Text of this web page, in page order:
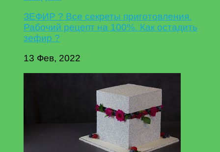
ЗЕФИР ? Все секреты приготовления.
Рабочий рецепт на 100%. Как остадить
зефир ?
13 Фев, 2022